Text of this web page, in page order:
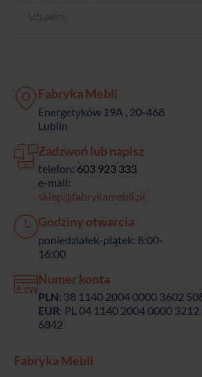
Fabryka Mebli
Energetyków 19A , 20-468
Lublin
Zadzwoń lub napisz
telefon: 603 923 333
e-mail:
sklep@fabrykamebli.pl
Godziny otwarcia
poniedziałek-piątek: 8:00-
16:00
Numer konta
PLN: 38 1140 2004 0000 3602
EUR: PL 04 1140 2004 0000
6842
Fabryka Mebli